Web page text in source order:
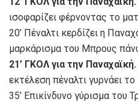
ισοφαρίζει φέρνοντας το
20’ Πέναλτι κερδίζει η
μαρκάρισμα του Μπρους
21’ ΓΚΟΛ για την Παναχαϊκή.
εκτέλεση πέναλτι γυρνάει
35’ Επικίνδυνο γύρισμα του